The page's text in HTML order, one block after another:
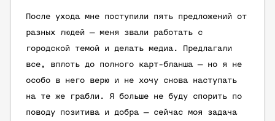
После ухода мне поступили пять предложений от
разных людей — меня звали работать с
городской темой и делать медиа. Предлагали
все, вплоть до полного карт-бланша — но я не
особо в него верю и не хочу снова наступать
на те же грабли. Я больше не буду спорить по
поводу позитива и добра — сейчас моя задача